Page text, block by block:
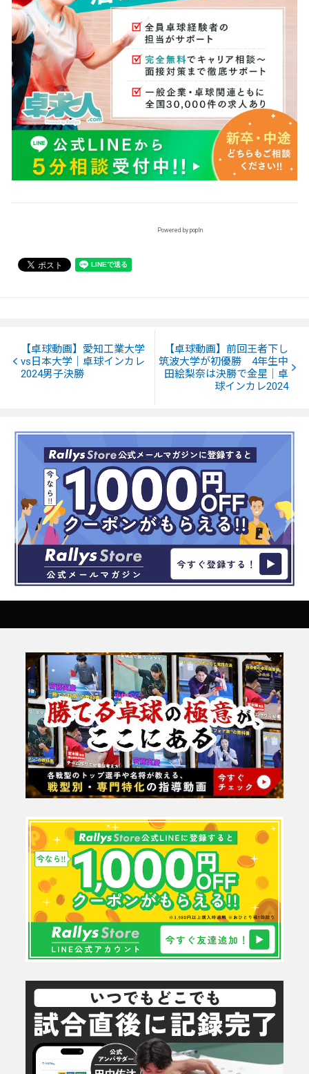
Powered by popIn
【卓球動画】愛知工業大学
vs日本大学｜卓球インカレ
2024男子決勝
【卓球動画】前回王者下し
筑波大学が初優勝 4年生中
田絵梨奈は決勝で金星｜卓
球インカレ2024